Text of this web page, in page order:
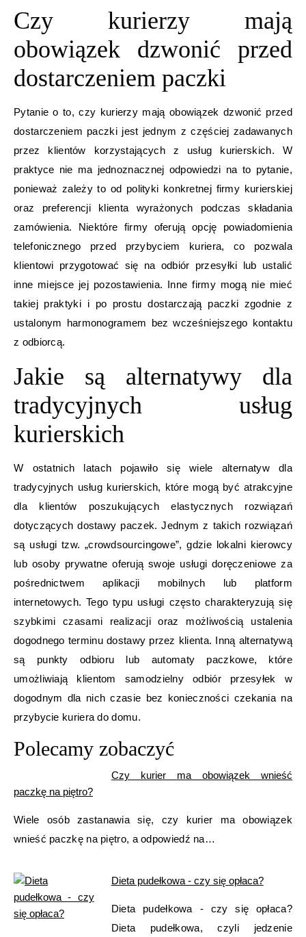
Czy kurierzy mają
obowiązek dzwonić przed
dostarczeniem paczki
Pytanie o to, czy kurierzy mają obowiązek dzwonić przed
dostarczeniem paczki jest jednym z częściej zadawanych
przez klientów korzystających z usług kurierskich. W
praktyce nie ma jednoznacznej odpowiedzi na to pytanie,
ponieważ zależy to od polityki konkretnej firmy kurierskiej
oraz preferencji klienta wyrażonych podczas składania
zamówienia. Niektóre firmy oferują opcję powiadomienia
telefonicznego przed przybyciem kuriera, co pozwala
klientowi przygotować się na odbiór przesyłki lub ustalić
inne miejsce jej pozostawienia. Inne firmy mogą nie mieć
takiej praktyki i po prostu dostarczają paczki zgodnie z
ustalonym harmonogramem bez wcześniejszego kontaktu
z odbiorcą.
Jakie są alternatywy dla
tradycyjnych usług
kurierskich
W ostatnich latach pojawiło się wiele alternatyw dla
tradycyjnych usług kurierskich, które mogą być atrakcyjne
dla klientów poszukujących elastycznych rozwiązań
dotyczących dostawy paczek. Jednym z takich rozwiązań
są usługi tzw. „crowdsourcingowe”, gdzie lokalni kierowcy
lub osoby prywatne oferują swoje usługi doręczeniowe za
pośrednictwem aplikacji mobilnych lub platform
internetowych. Tego typu usługi często charakteryzują się
szybkimi czasami realizacji oraz możliwością ustalenia
dogodnego terminu dostawy przez klienta. Inną alternatywą
są punkty odbioru lub automaty paczkowe, które
umożliwiają klientom samodzielny odbiór przesyłek w
dogodnym dla nich czasie bez konieczności czekania na
przybycie kuriera do domu.
Polecamy zobaczyć
Czy kurier ma obowiązek wnieść
paczkę na piętro?
Wiele osób zastanawia się, czy kurier ma obowiązek
wnieść paczkę na piętro, a odpowiedź na…
Dieta pudełkowa - czy się opłaca?
Dieta pudełkowa - czy się opłaca?
Dieta pudełkowa, czyli jedzenie